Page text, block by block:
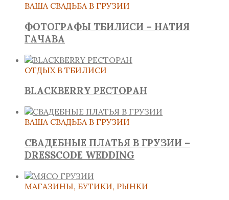
ВАША СВАДЬБА В ГРУЗИИ
ФОТОГРАФЫ ТБИЛИСИ – НАТИЯ
ГАЧАВА
ОТДЫХ В ТБИЛИСИ
BLACKBERRY РЕСТОРАН
ВАША СВАДЬБА В ГРУЗИИ
СВАДЕБНЫЕ ПЛАТЬЯ В ГРУЗИИ –
DRESSCODE WEDDING
МАГАЗИНЫ, БУТИКИ, РЫНКИ